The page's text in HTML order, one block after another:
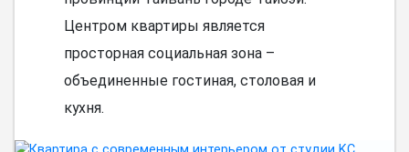
Центром квартиры является
просторная социальная зона –
объединенные гостиная, столовая и
кухня.